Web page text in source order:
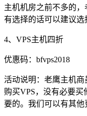
主机机房之前不多的
有选择的话可以建议选
4、VPS主机四折
优惠码：bfvps2018
活动说明：老鹰主机
购买VPS，没有必要
要的。我们可以有其他